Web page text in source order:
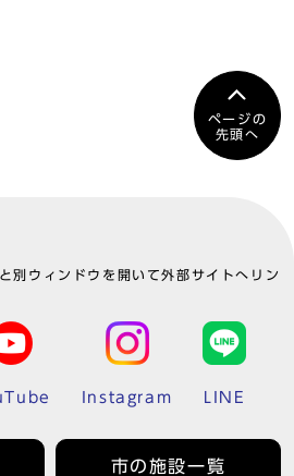
ページの
先頭へ
別ウィンドウを開いて外部サイトへリン
Instagram LINE
市の施設一覧